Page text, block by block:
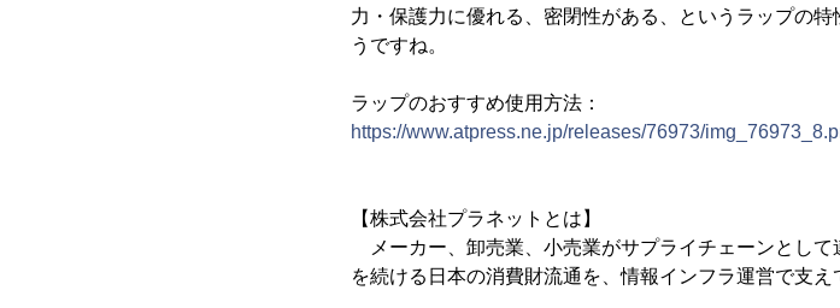
力・保護力に優れる、密閉性がある、というラップの
うですね。
ラップのおすすめ使用方法：
https://www.atpress.ne.jp/releases/76973/
【株式会社プラネットとは】
メーカー、卸売業、小売業がサプライチェーンとし
を続ける日本の消費財流通を、情報インフラ運営で支え